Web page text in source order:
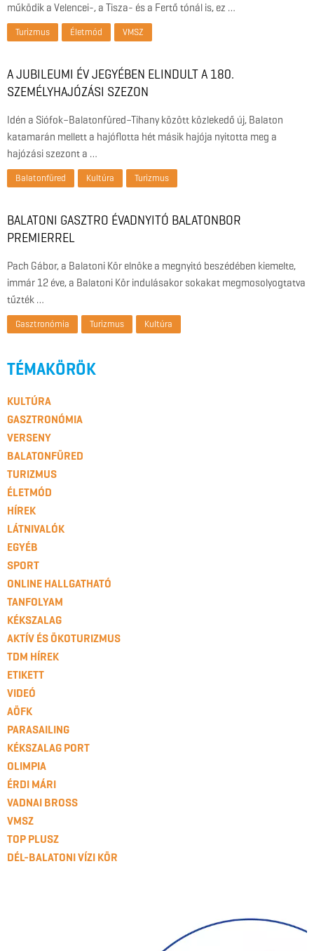
működik a Velencei-, a Tisza- és a Fertő tónál is, ez …
Turizmus Életmód VMSZ
A JUBILEUMI ÉV JEGYÉBEN ELINDULT A 180.
SZEMÉLYHAJÓZÁSI SZEZON
Idén a Siófok–Balatonfüred–Tihany között közlekedő új, Balaton
katamarán mellett a hajóflotta hét másik hajója nyitotta meg a
hajózási szezont a …
Balatonfüred Kultúra Turizmus
BALATONI GASZTRO ÉVADNYITÓ BALATONBOR
PREMIERREL
Pach Gábor, a Balatoni Kör elnöke a megnyitó beszédében kiemelte,
immár 12 éve, a Balatoni Kör indulásakor sokakat megmosolyogtatva
tűzték …
Gasztronómia Turizmus Kultúra
TÉMAKÖRÖK
KULTÚRA
GASZTRONÓMIA
VERSENY
BALATONFÜRED
TURIZMUS
ÉLETMÓD
HÍREK
LÁTNIVALÓK
EGYÉB
SPORT
ONLINE HALLGATHATÓ
TANFOLYAM
KÉKSZALAG
AKTÍV ÉS ÖKOTURIZMUS
TDM HÍREK
ETIKETT
VIDEÓ
AÖFK
PARASAILING
KÉKSZALAG PORT
OLIMPIA
ÉRDI MÁRI
VADNAI BROSS
VMSZ
TOP PLUSZ
DÉL-BALATONI VÍZI KÖR